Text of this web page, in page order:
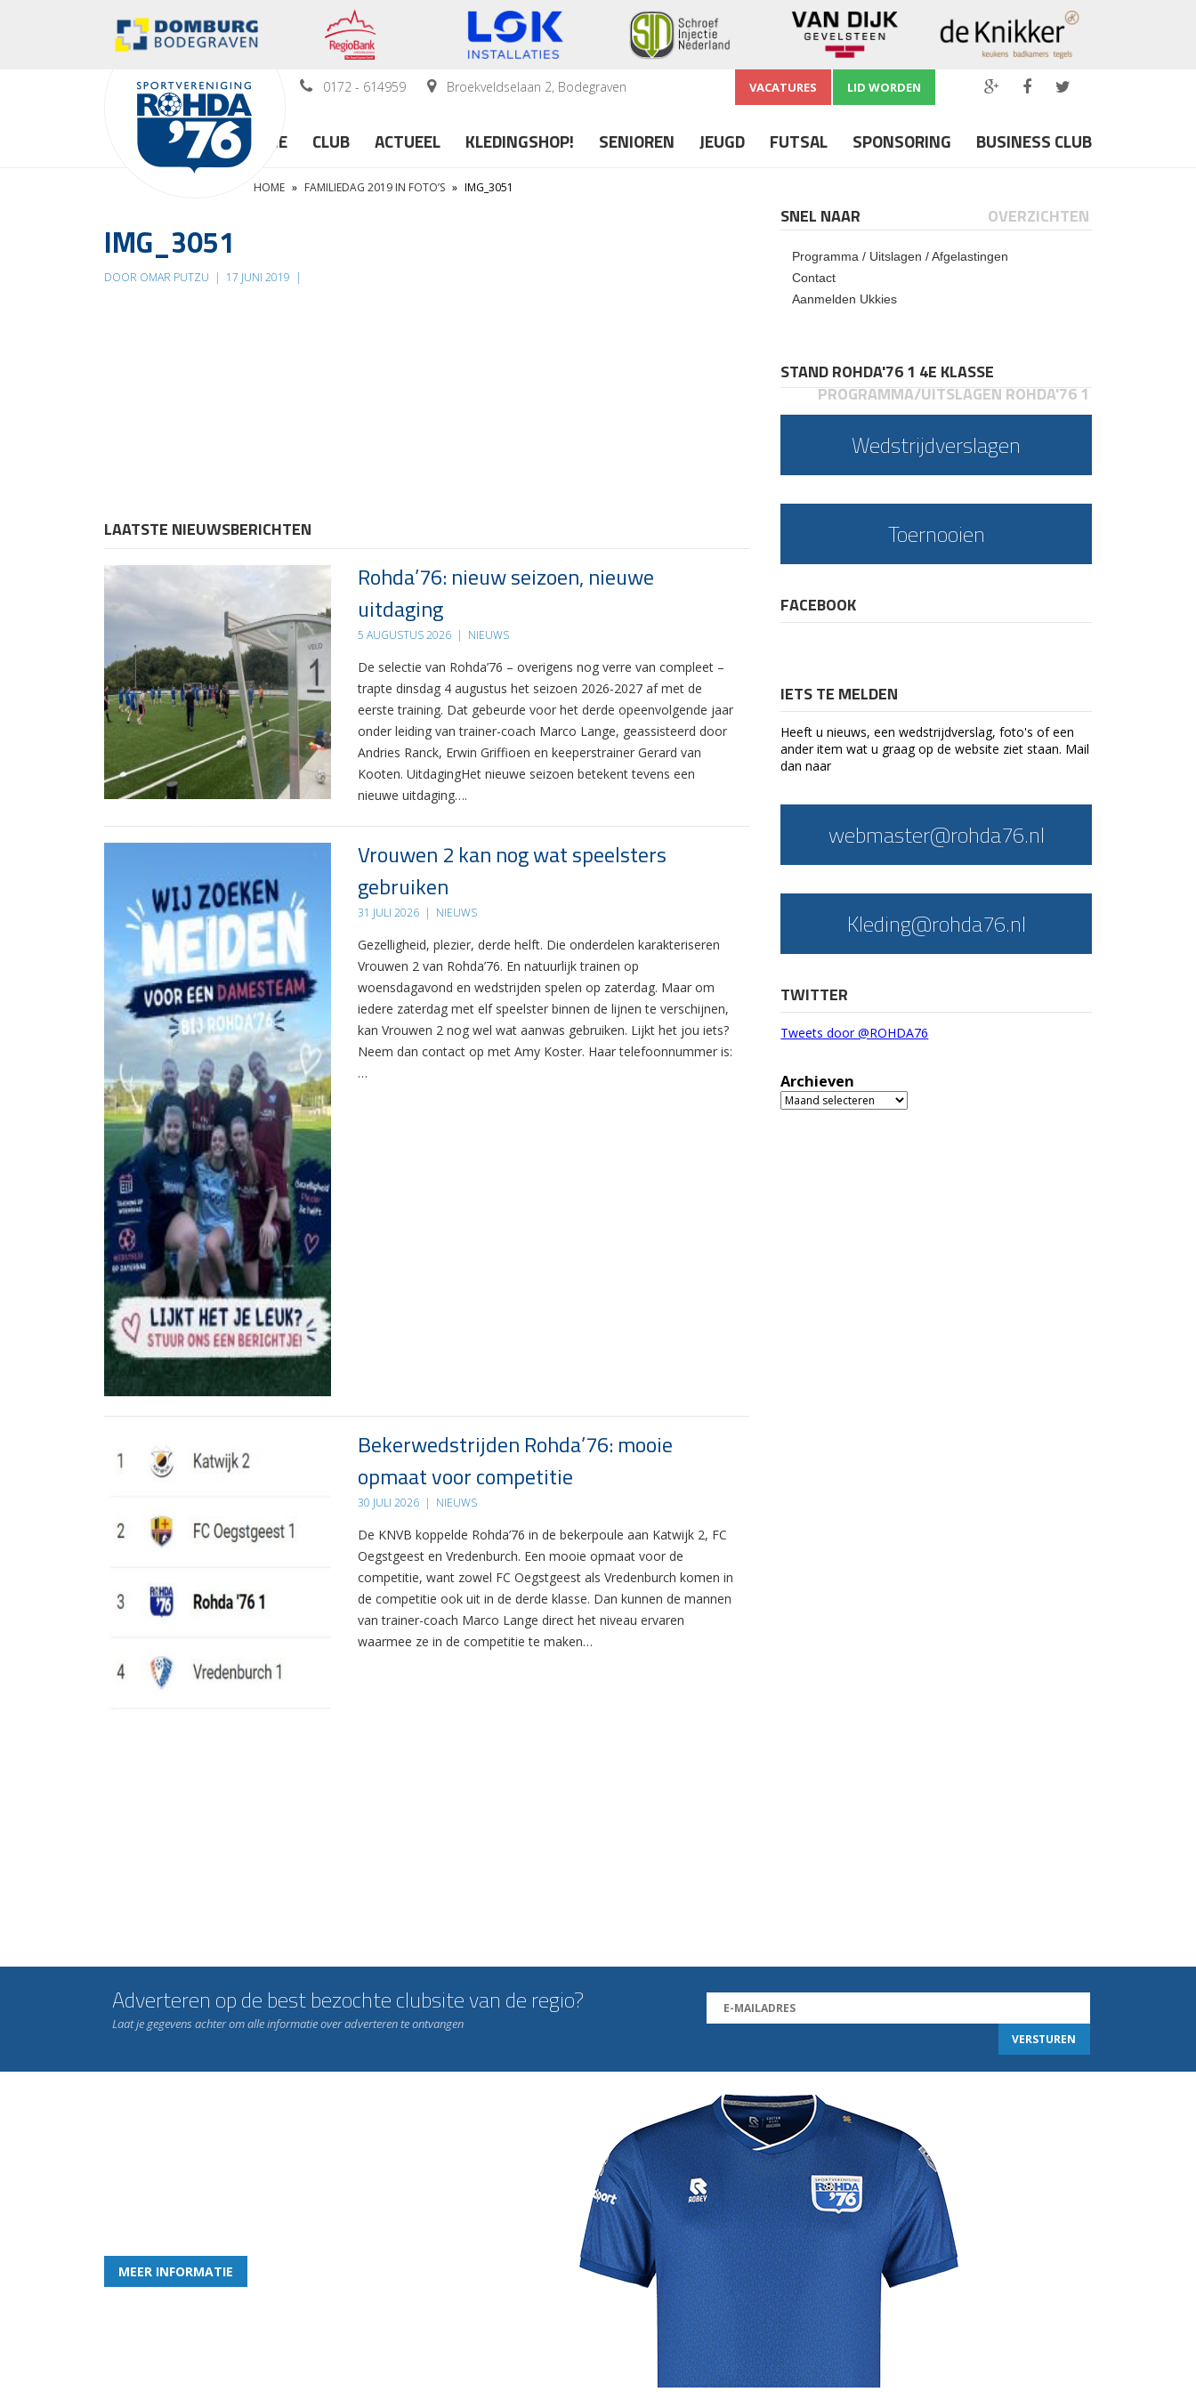
0172 - 614959 Broekveldselaan 2, Bodegraven VACATURES LID WORDEN
HOME CLUB ACTUEEL KLEDINGSHOP! SENIOREN JEUGD FUTSAL SPONSORING BUSINESS CLUB
HOME » FAMILIEDAG 2019 IN FOTO’S » IMG_3051
IMG_3051
DOOR OMAR PUTZU | 17 JUNI 2019 |
LAATSTE NIEUWSBERICHTEN
Rohda’76: nieuw seizoen, nieuwe
uitdaging
5 AUGUSTUS 2026 | NIEUWS
De selectie van Rohda’76 – overigens nog verre van compleet –
trapte dinsdag 4 augustus het seizoen 2026-2027 af met de
eerste training. Dat gebeurde voor het derde opeenvolgende jaar
onder leiding van trainer-coach Marco Lange, geassisteerd door
Andries Ranck, Erwin Griffioen en keeperstrainer Gerard van
Kooten. UitdagingHet nieuwe seizoen betekent tevens een
nieuwe uitdaging….
Vrouwen 2 kan nog wat speelsters
gebruiken
31 JULI 2026 | NIEUWS
Gezelligheid, plezier, derde helft. Die onderdelen karakteriseren
Vrouwen 2 van Rohda’76. En natuurlijk trainen op
woensdagavond en wedstrijden spelen op zaterdag. Maar om
iedere zaterdag met elf speelster binnen de lijnen te verschijnen,
kan Vrouwen 2 nog wel wat aanwas gebruiken. Lijkt het jou iets?
Neem dan contact op met Amy Koster. Haar telefoonnummer is:
…
Bekerwedstrijden Rohda’76: mooie
opmaat voor competitie
30 JULI 2026 | NIEUWS
De KNVB koppelde Rohda’76 in de bekerpoule aan Katwijk 2, FC
Oegstgeest en Vredenburch. Een mooie opmaat voor de
competitie, want zowel FC Oegstgeest als Vredenburch komen in
de competitie ook uit in de derde klasse. Dan kunnen de mannen
van trainer-coach Marco Lange direct het niveau ervaren
waarmee ze in de competitie te maken…
SNEL NAAR OVERZICHTEN
Programma / Uitslagen / Afgelastingen
Contact
Aanmelden Ukkies
STAND ROHDA'76 1 4E KLASSE
PROGRAMMA/UITSLAGEN ROHDA'76 1
Wedstrijdverslagen
Toernooien
FACEBOOK
IETS TE MELDEN
Heeft u nieuws, een wedstrijdverslag, foto's of een
ander item wat u graag op de website ziet staan. Mail
dan naar
webmaster@rohda76.nl
Kleding@rohda76.nl
TWITTER
Tweets door @ROHDA76
Archieven
Archieven
Adverteren op de best bezochte clubsite van de regio?
Laat je gegevens achter om alle informatie over adverteren te ontvangen
MEER INFORMATIE